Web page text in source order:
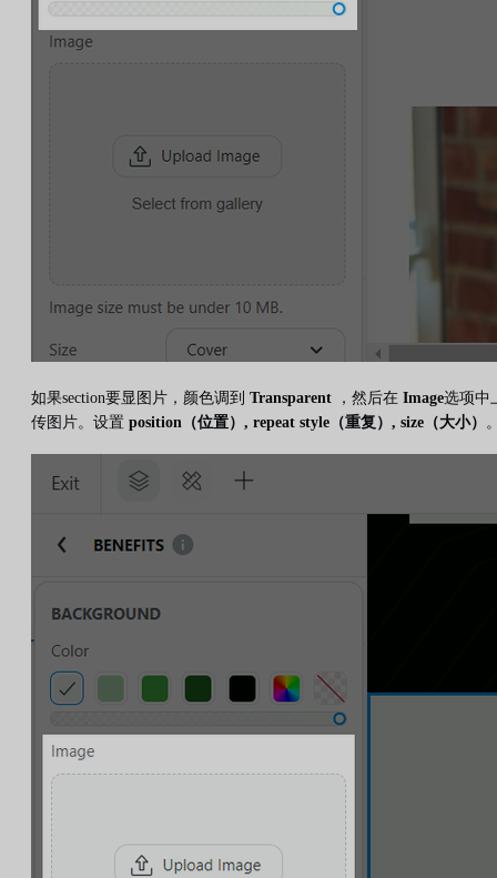
如果section要显图片，颜色调到 Transparent ，然后在 Image选项中
传图片。设置 position（位置）, repeat style（重复）, size（大小）